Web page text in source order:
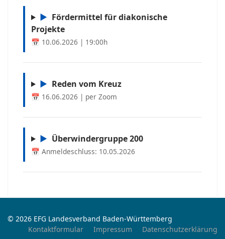
▶ Fördermittel für diakonische
Projekte
📅 10.06.2026 | 19:00h
▶ Reden vom Kreuz
📅 16.06.2026 | per Zoom
▶ Überwindergruppe 200
📅 Anmeldeschluss: 10.05.2026
© 2026 EFG Landesverband Baden-Württemberg
Kontaktformular
Impressum Datenschutzerklärung